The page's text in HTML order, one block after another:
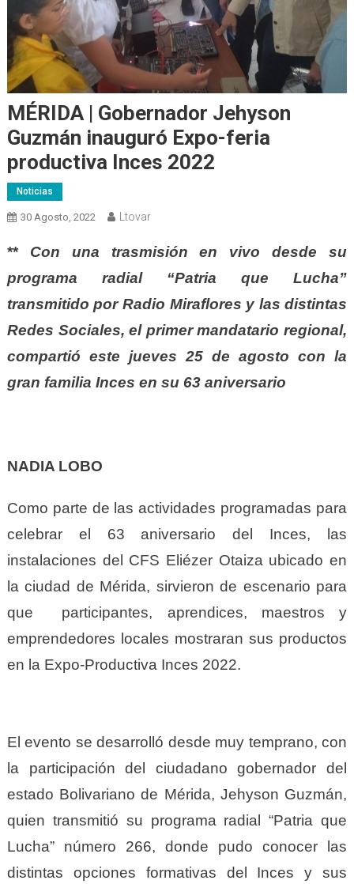
MÉRIDA | Gobernador Jehyson
Guzmán inauguró Expo-feria
productiva Inces 2022
Noticias
30 Agosto, 2022 Ltovar
**Con una trasmisión en vivo desde su
programa radial “Patria que Lucha”
transmitido por Radio Miraflores y las distintas
Redes Sociales, el primer mandatario regional,
compartió este jueves 25 de agosto con la
gran familia Inces en su 63 aniversario
NADIA LOBO
Como parte de las actividades programadas para
celebrar el 63 aniversario del Inces, las
instalaciones del CFS Eliézer Otaiza ubicado en
la ciudad de Mérida, sirvieron de escenario para
que participantes, aprendices, maestros y
emprendedores locales mostraran sus productos
en la Expo-Productiva Inces 2022.
El evento se desarrolló desde muy temprano, con
la participación del ciudadano gobernador del
estado Bolivariano de Mérida, Jehyson Guzmán,
quien transmitió su programa radial “Patria que
Lucha” número 266, donde pudo conocer las
distintas opciones formativas del Inces y sus